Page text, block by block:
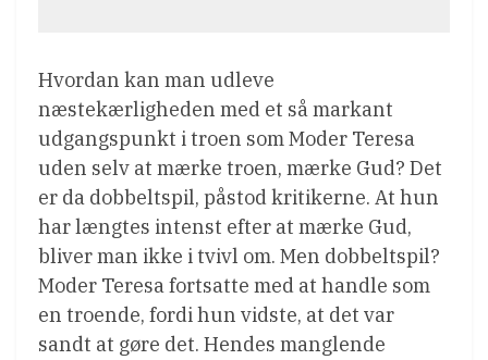
Hvordan kan man udleve
næstekærligheden med et så markant
udgangspunkt i troen som Moder Teresa
uden selv at mærke troen, mærke Gud? Det
er da dobbeltspil, påstod kritikerne. At hun
har længtes intenst efter at mærke Gud,
bliver man ikke i tvivl om. Men dobbeltspil?
Moder Teresa fortsatte med at handle som
en troende, fordi hun vidste, at det var
sandt at gøre det. Hendes manglende